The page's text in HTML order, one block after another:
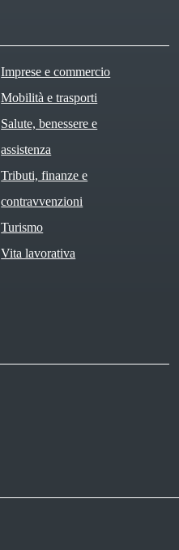
Imprese e commercio
Mobilità e trasporti
Salute, benessere e
assistenza
Tributi, finanze e
contravvenzioni
Turismo
Vita lavorativa